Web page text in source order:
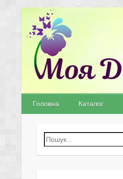
Головна Каталог